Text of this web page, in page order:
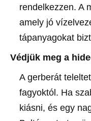
rendelkezzen. A
amely jó
tápanyagokat
Védjük meg a
A gerberát
fagyoktól. Ha
kiásni, és egy